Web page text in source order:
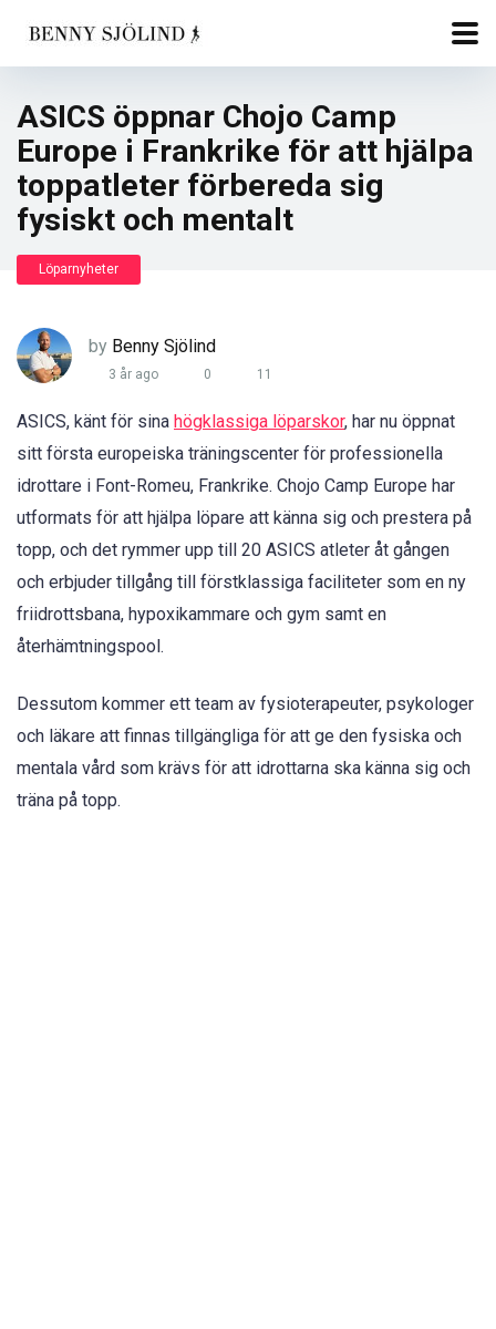
ASICS öppnar Chojo Camp
Europe i Frankrike för att hjälpa
toppatleter förbereda sig
fysiskt och mentalt
Löparnyheter
by Benny Sjölind
3 år ago 0 11
ASICS, känt för sina högklassiga löparskor, har nu öppnat
sitt första europeiska träningscenter för professionella
idrottare i Font-Romeu, Frankrike. Chojo Camp Europe har
utformats för att hjälpa löpare att känna sig och prestera på
topp, och det rymmer upp till 20 ASICS atleter åt gången
och erbjuder tillgång till förstklassiga faciliteter som en ny
friidrottsbana, hypoxikammare och gym samt en
återhämtningspool.
Dessutom kommer ett team av fysioterapeuter, psykologer
och läkare att finnas tillgängliga för att ge den fysiska och
mentala vård som krävs för att idrottarna ska känna sig och
träna på topp.